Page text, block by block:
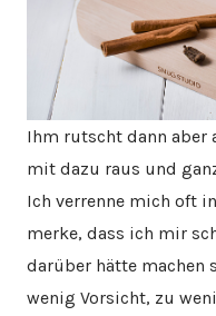
Ihm rutscht dann aber
mit dazu raus und
Ich verrenne mich oft
merke, dass ich mir
darüber hätte machen
wenig Vorsicht, zu